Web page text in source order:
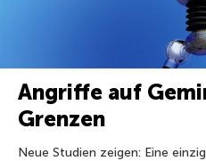
Angriffe auf
Grenzen
Neue Studien zeigen: Eine